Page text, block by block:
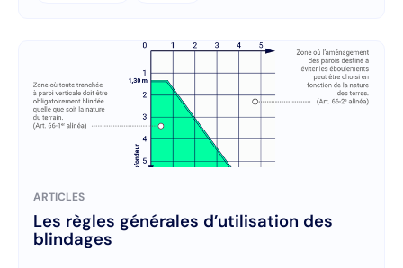
ARTICLES
Les règles générales d’utilisation des
blindages